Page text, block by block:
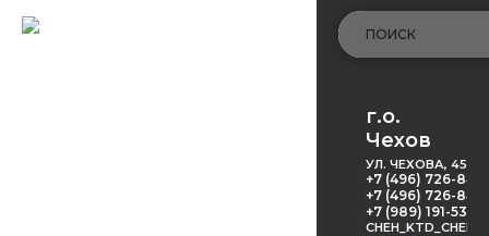
г.о.
Чехов
УЛ. ЧЕХОВА, 45
+7 (496) 726-
+7 (496) 726-
+7 (989) 191-53-